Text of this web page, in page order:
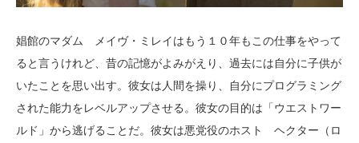
娼館のマダム メイヴ・ミレイはもう１０年もこの仕事をやって
ると言うけれど、昔の記憶がよみがえり、過去には自分に子供が
いたことを思い出す。彼女は人間を操り、自分にプログラミング
された能力をレベルアップさせる。彼女の目的は「ウエストワー
ルド」から逃げることだ。彼女は悪党役のホスト ヘクター（ロ